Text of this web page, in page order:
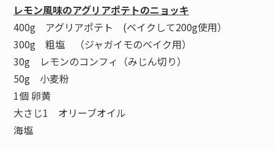
レモン風味のアグリアポテトのニョッキ
400g アグリアポテト (ベイクして200g使用）
300g 粗塩 （ジャガイモのベイク用）
30g レモンのコンフィ（みじん切り）
50g 小麦粉
1個 卵黄
大さじ1 オリーブオイル
海塩